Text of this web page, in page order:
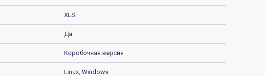
XLS
Да
Коробочная версия
Linux, Windows